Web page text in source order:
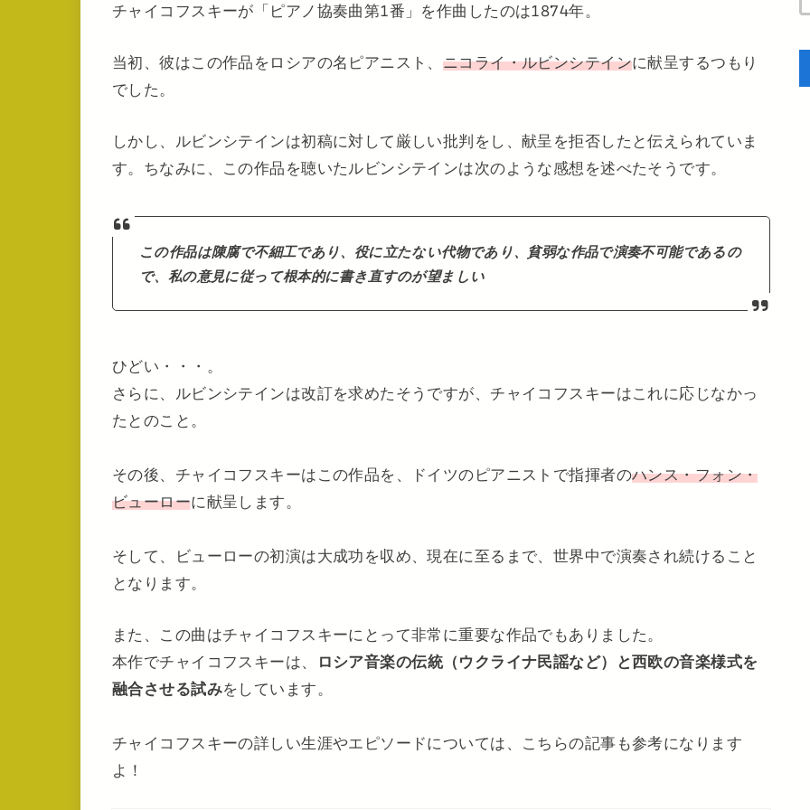
チャイコフスキーが「ピアノ協奏曲第1番」を作曲したのは1874年。
当初、彼はこの作品をロシアの名ピアニスト、 ニコライ・ルビンシテインに献呈するつもり
でした。
しかし、ルビンシテインは初稿に対して厳しい批判をし、献呈を拒否したと伝えられていま
す。ちなみに、この作品を聴いたルビンシテインは次のような感想を述べたそうです。
この作品は陳腐で不細工であり、役に立たない代物であり、貧弱な作品で演奏不可能であるの
で、私の意見に従って根本的に書き直すのが望ましい
ひどい・・・。
さらに、ルビンシテインは改訂を求めたそうですが、チャイコフスキーはこれに応じなかっ
たとのこと。
その後、チャイコフスキーはこの作品を、ドイツのピアニストで指揮者のハンス・フォン・
ビューローに献呈します。
そして、ビューローの初演は大成功を収め、現在に至るまで、世界中で演奏され続けること
となります。
また、この曲はチャイコフスキーにとって非常に重要な作品でもありました。
本作でチャイコフスキーは、
ロシア音楽の伝統（ウクライナ民謡など）と西欧の音楽様式を
融合させる試みをしています。
チャイコフスキーの詳しい生涯やエピソードについては、こちらの記事も参考になります
よ！